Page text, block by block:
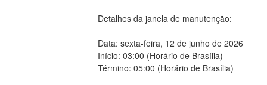
Detalhes da janela de manutenção:
Data: sexta-feira, 12 de junho de 2026
Início: 03:00 (Horário de Brasília)
Término: 05:00 (Horário de Brasília)